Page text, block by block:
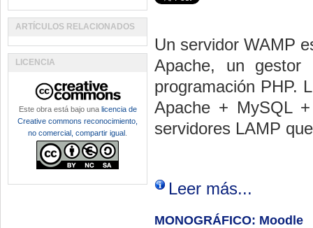
Un servidor WAMP
Apache, un
programación PHP.
Apache + MySQL
servidores LAMP
Leer más...
MONOGRÁFICO: Moodle
ARTÍCULOS RELACIONADOS
LICENCIA
Este obra está bajo una licencia de
Creative commons reconocimiento,
no comercial, compartir igual